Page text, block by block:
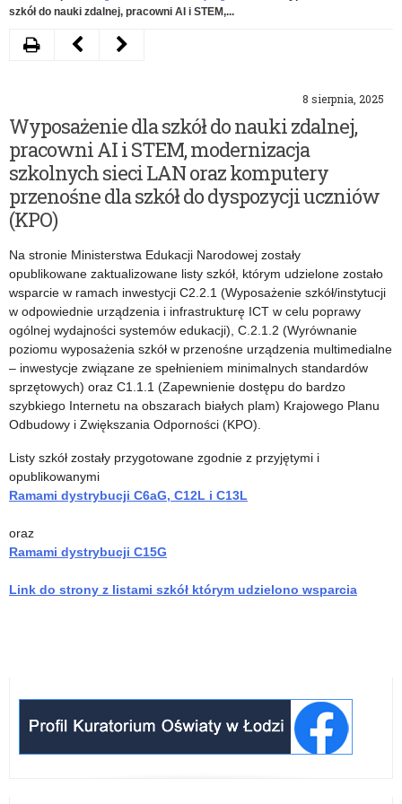
szkół do nauki zdalnej, pracowni AI i STEM,...
8 sierpnia, 2025
Wyposażenie dla szkół do nauki zdalnej,
pracowni AI i STEM, modernizacja
szkolnych sieci LAN oraz komputery
przenośne dla szkół do dyspozycji uczniów
(KPO)
Na stronie Ministerstwa Edukacji Narodowej zostały
opublikowane zaktualizowane listy szkół, którym udzielone zostało
wsparcie w ramach inwestycji C2.2.1 (Wyposażenie szkół/instytucji
w odpowiednie urządzenia i infrastrukturę ICT w celu poprawy
ogólnej wydajności systemów edukacji), C.2.1.2 (Wyrównanie
poziomu wyposażenia szkół w przenośne urządzenia multimedialne
– inwestycje związane ze spełnieniem minimalnych standardów
sprzętowych) oraz C1.1.1 (Zapewnienie dostępu do bardzo
szybkiego Internetu na obszarach białych plam) Krajowego Planu
Odbudowy i Zwiększania Odporności (KPO).
Listy szkół zostały przygotowane zgodnie z przyjętymi i
opublikowanymi
Ramami dystrybucji C6aG, C12L i C13L
oraz
Ramami dystrybucji C15G
Link do strony z listami szkół którym udzielono wsparcia
DrukujNastępny
program
pomocy
dzieciom
uczniom
w
formie
zasiłku
losowego
na
edukacyjne,
pomocy
w
formie
oraz
Poprzedni
na
Ambasadorów
Unijnego
Młodzieżowego
–
zgłoszenia
do
31
sierpnia